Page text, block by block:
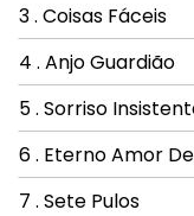
3 . Coisas Fáceis
4 . Anjo Guardião
5 . Sorriso
6 . Eterno Amor
7 . Sete Pulos